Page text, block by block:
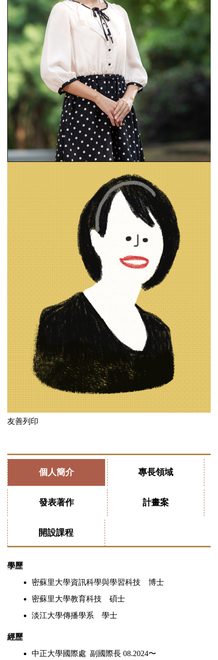
友善列印
個人簡介 專長領域
發表著作 計畫案
開設課程
學歷
密蘇里大學資訊科學與學習科技 博士
密蘇里大學教育科技 碩士
淡江大學傳播學系 學士
經歷
中正大學國際處 副國際長 08.2024〜